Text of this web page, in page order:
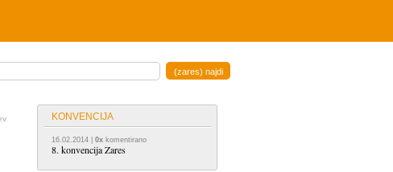
KONVENCIJA
16.02.2014 0x komentirano
8. konvencija Zares